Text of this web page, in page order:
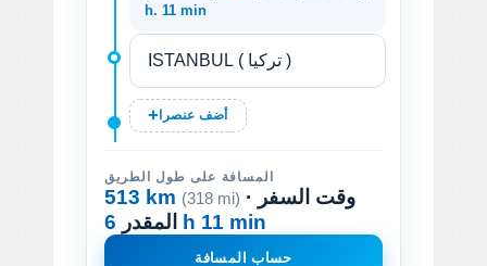
h. 11 min
أضف عنصرا
المسافة على طول الطريق
513 km (318 mi) · وقت السفر
المقدر 6 h 11 min
حساب المسافة